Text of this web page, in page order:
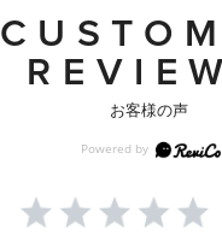
お客様の声